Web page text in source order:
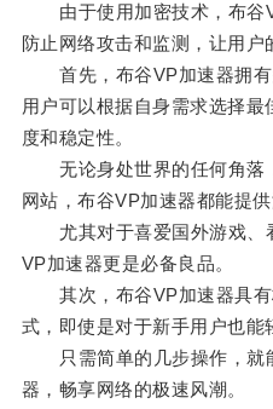
由于使用加密技术，布谷
防止网络攻击和监测，让用户
首先，布谷VP加速器拥有
用户可以根据自身需求选择
度和稳定性。
无论身处世界的任何角落
网站，布谷VP加速器都能提
尤其对于喜爱国外游戏、
VP加速器更是必备良品。
其次，布谷VP加速器具有
式，即使是对于新手用户也能
只需简单的几步操作，就
器，畅享网络的极速风潮。